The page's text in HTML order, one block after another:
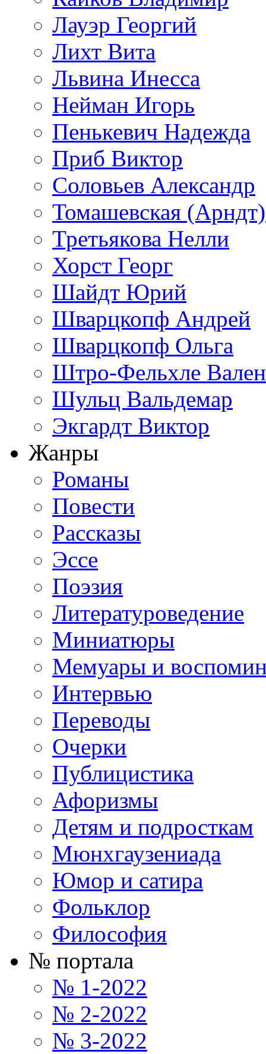
Лауэр Георгий
Лихт Вита
Львина Инесса
Нейман Игорь
Пенькевич Надежда
Приб Виктор
Соловьев Александр
Томашевская
Третьякова Нелли
Хорст Георг
Шайдт Юрий
Шварцкопф Андрей
Шварцкопф Ольга
Штро-Фельхле
Шульц Вальдемар
Экгардт Виктор
Жанры
Романы
Повести
Рассказы
Эссе
Поэзия
Литературоведение
Миниатюры
Мемуары и
Интервью
Переводы
Очерки
Публицистика
Афоризмы
Детям и подросткам
Мюнхгаузениада
Юмор и сатира
Фольклор
Философия
№ портала
№ 1-2022
№ 2-2022
№ 3-2022